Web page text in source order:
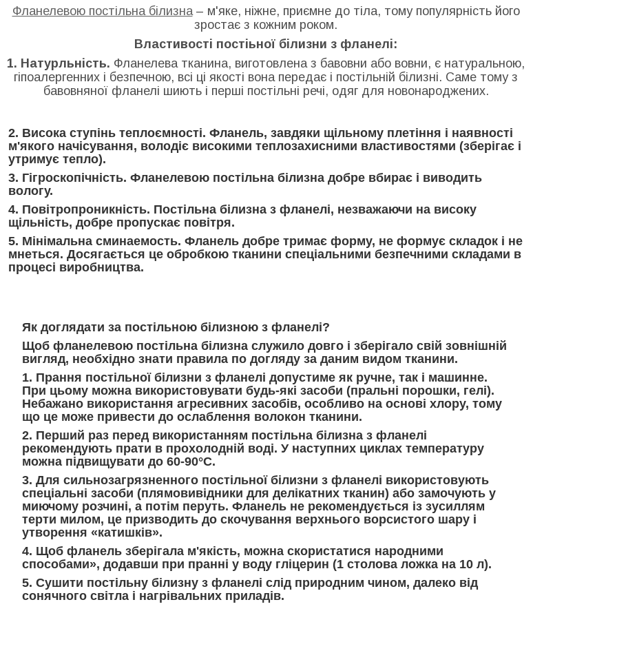
Фланелевою постільна білизна– м'яке, ніжне, приємне до тіла, тому популярність його
зростає з кожним роком.
Властивості постіьної білизни з фланелі:
1. Натурльність. Фланелева тканина, виготовлена з бавовни або вовни, є натуральною,
гіпоалергенних і безпечною, всі ці якості вона передає і постільній білизні. Саме тому з
бавовняної фланелі шиють і перші постільні речі, одяг для новонароджених.
2. Висока ступінь теплоємності. Фланель, завдяки щільному плетіння і наявності
м'якого начісування, володіє високими теплозахисними властивостями (зберігає і
утримує тепло).
3. Гігроскопічність. Фланелевою постільна білизна добре вбирає і виводить
вологу.
4. Повітропроникність. Постільна білизна з фланелі, незважаючи на високу
щільність, добре пропускає повітря.
5. Мінімальна сминаемость. Фланель добре тримає форму, не формує складок і не
мнеться. Досягається це обробкою тканини спеціальними безпечними складами в
процесі виробництва.
Як доглядати за постільною білизною з фланелі?
Щоб фланелевою постільна білизна служило довго і зберігало свій зовнішній
вигляд, необхідно знати правила по догляду за даним видом тканини.
1. Прання постільної білизни з фланелі допустиме як ручне, так і машинне.
При цьому можна використовувати будь-які засоби (пральні порошки, гелі).
Небажано використання агресивних засобів, особливо на основі хлору, тому
що це може привести до ослаблення волокон тканини.
2. Перший раз перед використанням постільна білизна з фланелі
рекомендують прати в прохолодній воді. У наступних циклах температуру
можна підвищувати до 60-90°С.
3. Для сильнозагрязненного постільної білизни з фланелі використовують
спеціальні засоби (плямовивідники для делікатних тканин) або замочують у
миючому розчині, а потім перуть. Фланель не рекомендується із зусиллям
терти милом, це призводить до скочування верхнього ворсистого шару і
утворення «катишків».
4. Щоб фланель зберігала м'якість, можна скористатися народними
способами», додавши при пранні у воду гліцерин (1 столова ложка на 10 л).
5. Сушити постільну білизну з фланелі слід природним чином, далеко від
сонячного світла і нагрівальних приладів.